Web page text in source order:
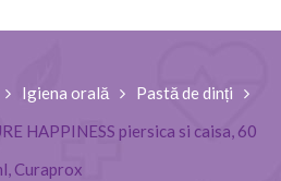
Igiena orală
Pastă de dinți
HAPPINESS piersica si caisa, 60
Curaprox